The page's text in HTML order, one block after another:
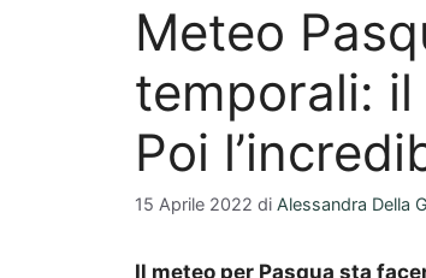
Meteo
temporali:
Poi
15 Aprile 2022 di Alessandra Della
Il meteo per Pasqua sta